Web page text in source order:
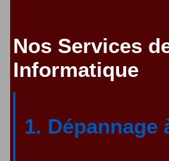
Nos Services
Informatique
1. Dépannage